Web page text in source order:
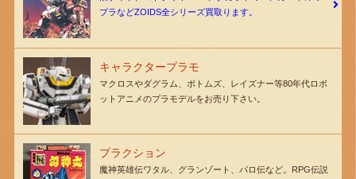
プラなどZOIDS全シリーズ買取ります。
キャラクタープラモ
マクロスやダグラム、ボトムズ、レイズナー等80年代ロボ
ットアニメのプラモデルをお売り下さい。
プラクション
魔神英雄伝ワタル、グランゾート、パロ伝など。RPG伝説